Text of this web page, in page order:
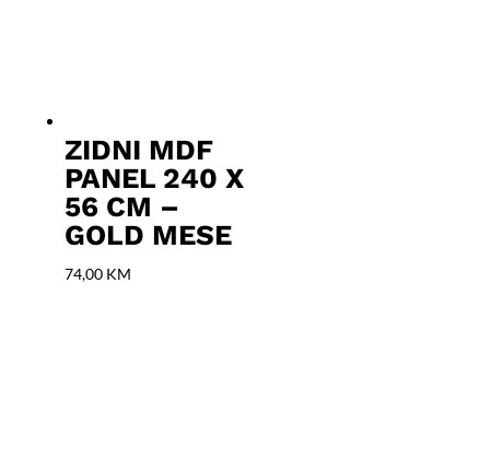
ZIDNI MDF
PANEL 240 X
56 CM –
GOLD MESE
74,00 KM